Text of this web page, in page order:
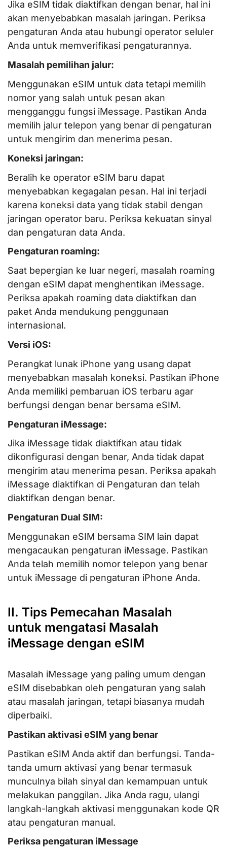
Jika eSIM tidak diaktifkan dengan benar, hal ini
akan menyebabkan masalah jaringan. Periksa
pengaturan Anda atau hubungi operator seluler
Anda untuk memverifikasi pengaturannya.
Masalah pemilihan jalur:
Menggunakan eSIM untuk data tetapi memilih
nomor yang salah untuk pesan akan
mengganggu fungsi iMessage. Pastikan Anda
memilih jalur telepon yang benar di pengaturan
untuk mengirim dan menerima pesan.
Koneksi jaringan:
Beralih ke operator eSIM baru dapat
menyebabkan kegagalan pesan. Hal ini terjadi
karena koneksi data yang tidak stabil dengan
jaringan operator baru. Periksa kekuatan sinyal
dan pengaturan data Anda.
Pengaturan roaming:
Saat bepergian ke luar negeri, masalah roaming
dengan eSIM dapat menghentikan iMessage.
Periksa apakah roaming data diaktifkan dan
paket Anda mendukung penggunaan
internasional.
Versi iOS:
Perangkat lunak iPhone yang usang dapat
menyebabkan masalah koneksi. Pastikan iPhone
Anda memiliki pembaruan iOS terbaru agar
berfungsi dengan benar bersama eSIM.
Pengaturan iMessage:
Jika iMessage tidak diaktifkan atau tidak
dikonfigurasi dengan benar, Anda tidak dapat
mengirim atau menerima pesan. Periksa apakah
iMessage diaktifkan di Pengaturan dan telah
diaktifkan dengan benar.
Pengaturan Dual SIM:
Menggunakan eSIM bersama SIM lain dapat
mengacaukan pengaturan iMessage. Pastikan
Anda telah memilih nomor telepon yang benar
untuk iMessage di pengaturan iPhone Anda.
II. Tips Pemecahan Masalah
untuk mengatasi Masalah
iMessage dengan eSIM
Masalah iMessage yang paling umum dengan
eSIM disebabkan oleh pengaturan yang salah
atau masalah jaringan, tetapi biasanya mudah
diperbaiki.
Pastikan aktivasi eSIM yang benar
Pastikan eSIM Anda aktif dan berfungsi. Tanda-
tanda umum aktivasi yang benar termasuk
munculnya bilah sinyal dan kemampuan untuk
melakukan panggilan. Jika Anda ragu, ulangi
langkah-langkah aktivasi menggunakan kode QR
atau pengaturan manual.
Periksa pengaturan iMessage